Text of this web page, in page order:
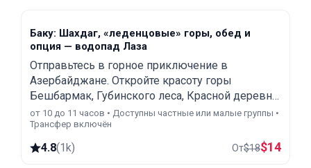
Баку: Шахдаг, «леденцовые» горы, обед и
опция — водопад Лаза
Отправьтесь в горное приключение в
Азербайджане. Откройте красоту горы
Бешбармак, Губинского леса, Красной деревни,
курорта Шахдаг и водопада Лаза в
однодневной экскурсии из Баку с гидом.
от 10 до 11 часов • Доступны частные или малые группы •
Трансфер включён
4.8(1k) От$18$14